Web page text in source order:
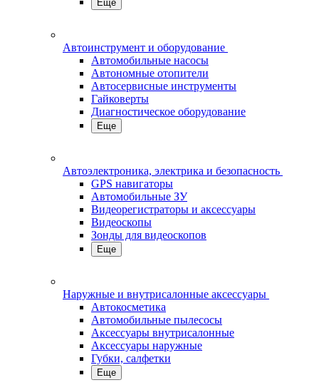
Еще
Автоинструмент и оборудование
Автомобильные насосы
Автономные отопители
Автосервисные инструменты
Гайковерты
Диагностическое оборудование
Еще
Автоэлектроника, электрика и безопасность
GPS навигаторы
Автомобильные ЗУ
Видеорегистраторы и аксессуары
Видеоскопы
Зонды для видеоскопов
Еще
Наружные и внутрисалонные аксессуары
Автокосметика
Автомобильные пылесосы
Аксесcуары внутрисалонные
Аксессуары наружные
Губки, салфетки
Еще